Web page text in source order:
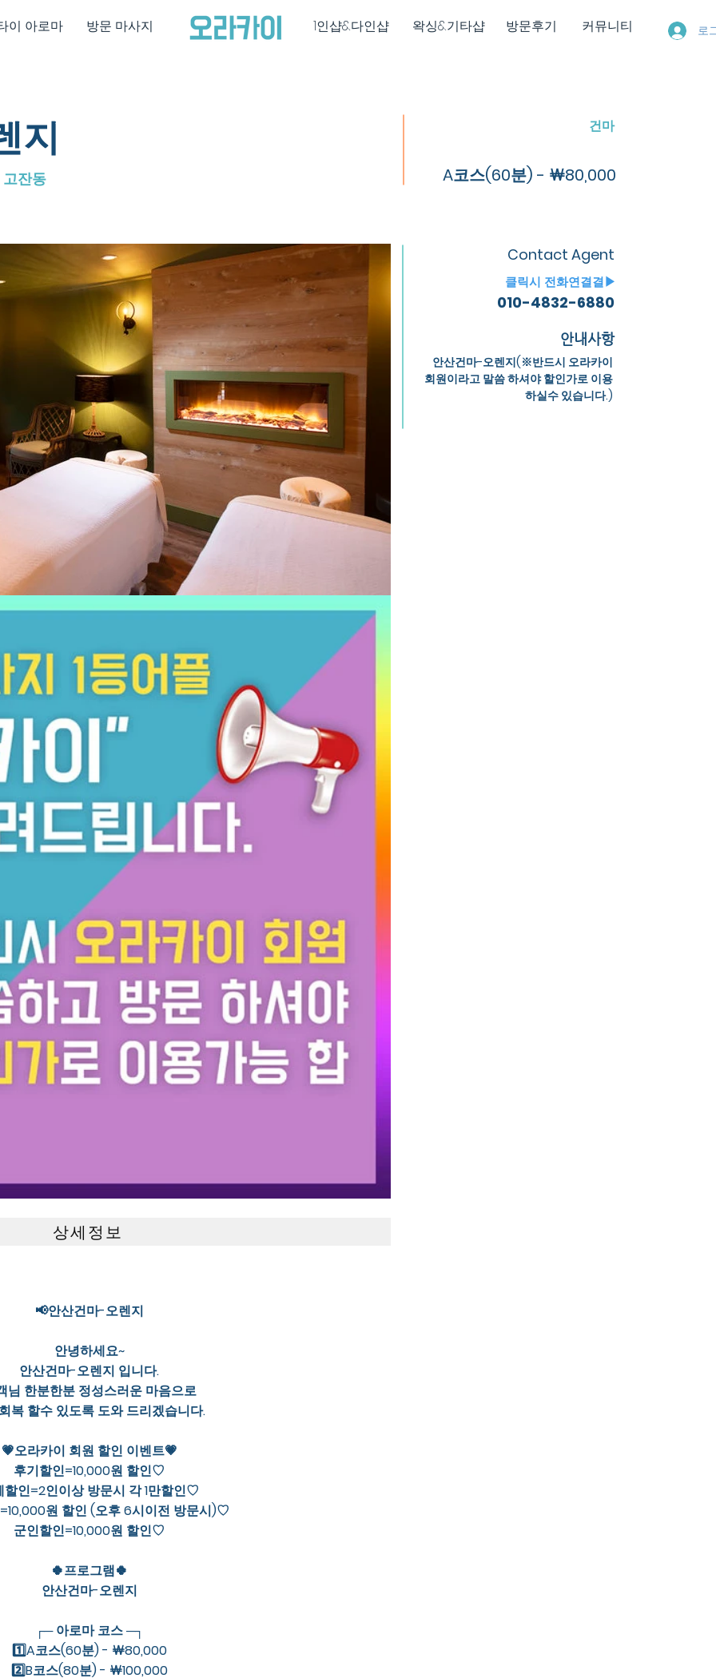
이 아로마 방문 마사지 1인샵&다인샵 왁싱&기타샵 방문후기 커뮤니티 로
지
잔동
건마
A코스(60분) - ￦80,000
Contact Agent
010-4832-6880
안내사항
안산건마-오렌지(※반드시 오라카이
회원이라고 말씀 하셔야 할인가로 이용
하실수 있습니다.)
​클릭시 전화연결결▶
상세정보
📢안산건마-오렌지
안녕하세요~
안산건마-오렌지 입니다.
님 한분한분 정성스러운 마음으로
복 할수 있도록 도와 드리겠습니다.
💗오라카이 회원 할인 이벤트💗
후기할인=10,000원 할인♡
할인=2인이상 방문시 각 1만할인♡
원 할인 (오후 6시이전 방문시)♡
군인할인=10,000원 할인♡
🍀프로그램🍀
안산건마-오렌지
┌─ 아로마 코스 ─┐
1️⃣A코스(60분) - ￦80,000
2️⃣B코스(80분) - ￦100,000